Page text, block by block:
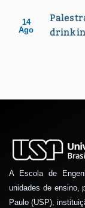
14
Ago
A Escola de
unidades de ensino,
Paulo (USP),